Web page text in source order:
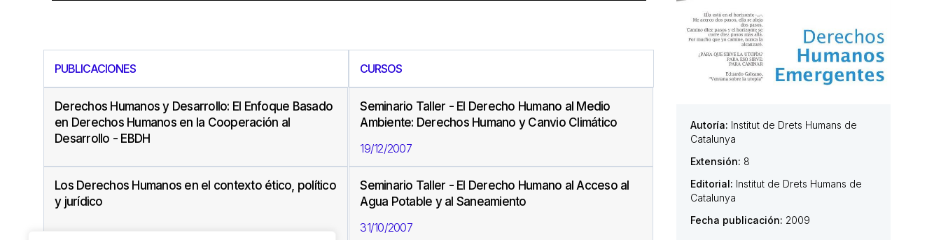
PUBLICACIONES
Derechos Humanos y Desarrollo: El Enfoque Basado
en Derechos Humanos en la Cooperación al
Desarrollo - EBDH
Los Derechos Humanos en el contexto ético, político
y jurídico
CURSOS
Seminario Taller - El Derecho Humano al Medio
Ambiente: Derechos Humano y Canvio Climático
19/12/2007
Seminario Taller - El Derecho Humano al Acceso al
Agua Potable y al Saneamiento
31/10/2007
Autoría: Institut de Drets Humans de
Catalunya
Extensión: 8
Editorial: Institut de Drets Humans de
Catalunya
Fecha publicación: 2009